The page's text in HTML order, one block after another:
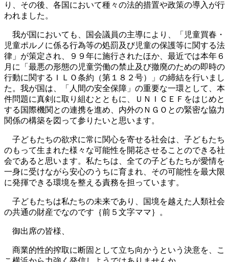
り、その後、各国において種々の法的措置や政策の導入が行
われました。
我が国においても、国会議員の主導により、「児童買春・
児童ポルノに係る行為等の処罰及び児童の保護等に関する法
律」が策定され、９９年に施行されたほか、最近では本年６
月に「最悪の形態の児童労働の禁止及び撤廃のための即時の
行動に関するＩＬＯ条約（第１８２号）」の締結を行いまし
た。我が国は、「人間の安全保障」の重要な一環として、本
件問題に真剣に取り組むとともに、ＵＮＩＣＥＦをはじめと
する国際機関との連携を進め、内外のＮＧＯとの緊密な協力
関係の構築を図って参りたいと思います。
子どもたちの欲求に常に関心を寄せる社会は、子どもたち
のもって生まれた様々な可能性を開花させることのできる社
会であると思います。私たちは、全ての子どもたちが愛情を
一身に受けながら安心のうちに育まれ、その可能性を最大限
に発揮できる環境を整える責務を担っています。
子どもたちは私たちの未来であり、国境を越えた人類社会
の共通の財産でなのです｛前５文字ママ｝。
御出席の皆様、
商業的性的搾取に断固として立ち向かうという決意を、こ